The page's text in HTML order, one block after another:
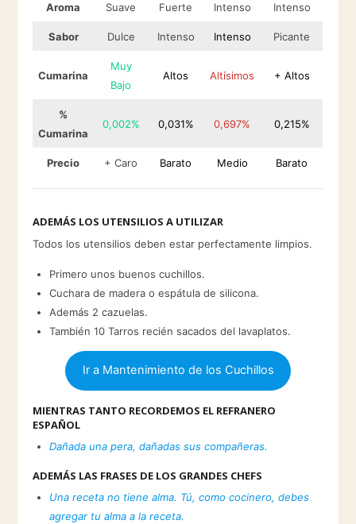
Aroma Suave Fuerte Intenso Intenso
Sabor Dulce Intenso Intenso Picante
Cumarina
Muy
Bajo
Altos Altísimos + Altos
%
Cumarina
0,002% 0,031% 0,697% 0,215%
Precio + Caro Barato Medio Barato
ADEMÁS LOS UTENSILIOS A UTILIZAR
Todos los utensilios deben estar perfectamente limpios.
Primero unos buenos cuchillos.
Cuchara de madera o espátula de silicona.
Además 2 cazuelas.
También 10 Tarros recién sacados del lavaplatos.
Ir a Mantenimiento de los Cuchillos
MIENTRAS TANTO RECORDEMOS EL REFRANERO
ESPAÑOL
Dañada una pera, dañadas sus compañeras.
ADEMÁS LAS FRASES DE LOS GRANDES CHEFS
Una receta no tiene alma. Tú, como cocinero, debes
agregar tu alma a la receta.